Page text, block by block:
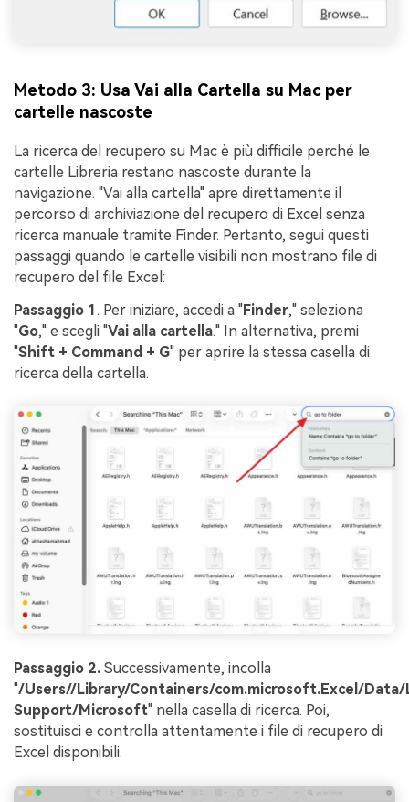
Metodo 3: Usa Vai alla Cartella su Mac per
cartelle nascoste
La ricerca del recupero su Mac è più difficile perché le
cartelle Libreria restano nascoste durante la
navigazione. "Vai alla cartella" apre direttamente il
percorso di archiviazione del recupero di Excel senza
ricerca manuale tramite Finder. Pertanto, segui questi
passaggi quando le cartelle visibili non mostrano file di
recupero del file Excel:
Passaggio 1. Per iniziare, accedi a "Finder," seleziona
"Go," e scegli "Vai alla cartella." In alternativa, premi
"Shift + Command + G" per aprire la stessa casella di
ricerca della cartella.
Passaggio 2. Successivamente, incolla
"/Users//Library/Containers/com.microsoft.Excel/
Support/Microsoft" nella casella di ricerca. Poi,
sostituisci e controlla attentamente i file di recupero di
Excel disponibili.